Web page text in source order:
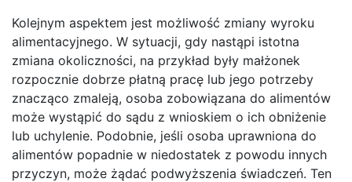
Kolejnym aspektem jest możliwość zmiany wyroku
alimentacyjnego. W sytuacji, gdy nastąpi istotna
zmiana okoliczności, na przykład były małżonek
rozpocznie dobrze płatną pracę lub jego potrzeby
znacząco zmaleją, osoba zobowiązana do alimentów
może wystąpić do sądu z wnioskiem o ich obniżenie
lub uchylenie. Podobnie, jeśli osoba uprawniona do
alimentów popadnie w niedostatek z powodu innych
przyczyn, może żądać podwyższenia świadczeń. Ten